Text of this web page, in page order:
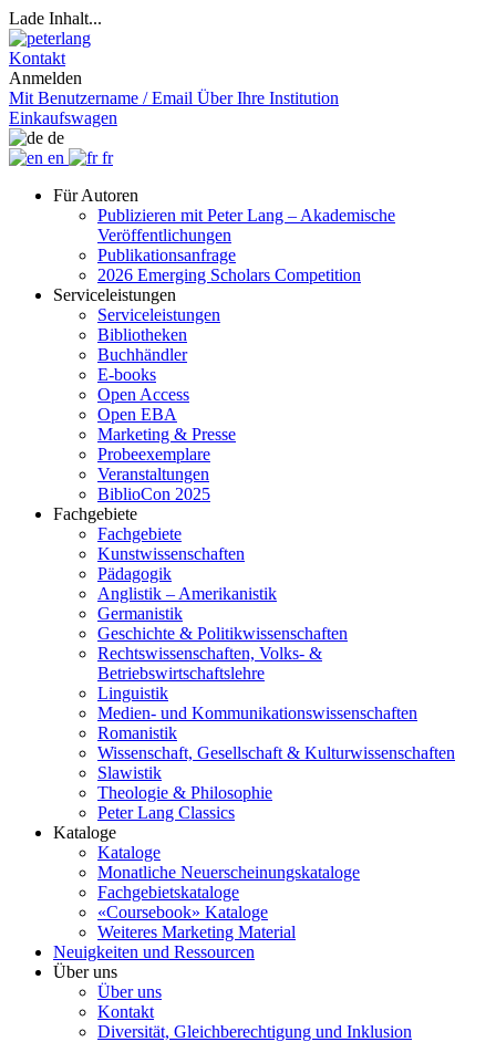
Lade Inhalt...
Kontakt
Anmelden
Mit Benutzername / Email Über Ihre Institution
Einkaufswagen
de
en
fr
Für Autoren
Publizieren mit Peter Lang – Akademische
Veröffentlichungen
Publikationsanfrage
2026 Emerging Scholars Competition
Serviceleistungen
Serviceleistungen
Bibliotheken
Buchhändler
E-books
Open Access
Open EBA
Marketing & Presse
Probeexemplare
Veranstaltungen
BiblioCon 2025
Fachgebiete
Fachgebiete
Kunstwissenschaften
Pädagogik
Anglistik – Amerikanistik
Germanistik
Geschichte & Politikwissenschaften
Rechtswissenschaften, Volks- &
Betriebswirtschaftslehre
Linguistik
Medien- und Kommunikationswissenschaften
Romanistik
Wissenschaft, Gesellschaft & Kulturwissenschaften
Slawistik
Theologie & Philosophie
Peter Lang Classics
Kataloge
Kataloge
Monatliche Neuerscheinungskataloge
Fachgebietskataloge
«Coursebook» Kataloge
Weiteres Marketing Material
Neuigkeiten und Ressourcen
Über uns
Über uns
Kontakt
Diversität, Gleichberechtigung und Inklusion